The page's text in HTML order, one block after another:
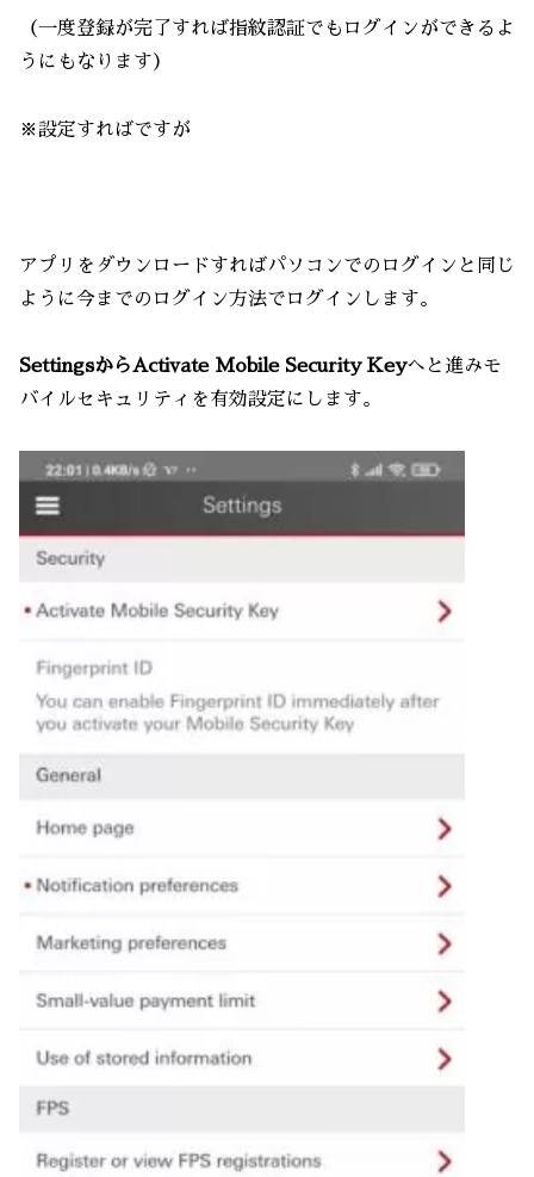
（一度登録が完了すれば指紋認証でもログインができるよ
うにもなります）
※設定すればですが
アプリをダウンロードすればパソコンでのログインと同じ
ように今までのログイン方法でログインします。
SettingsからActivate Mobile Security Keyへと進みモ
バイルセキュリティを有効設定にします。